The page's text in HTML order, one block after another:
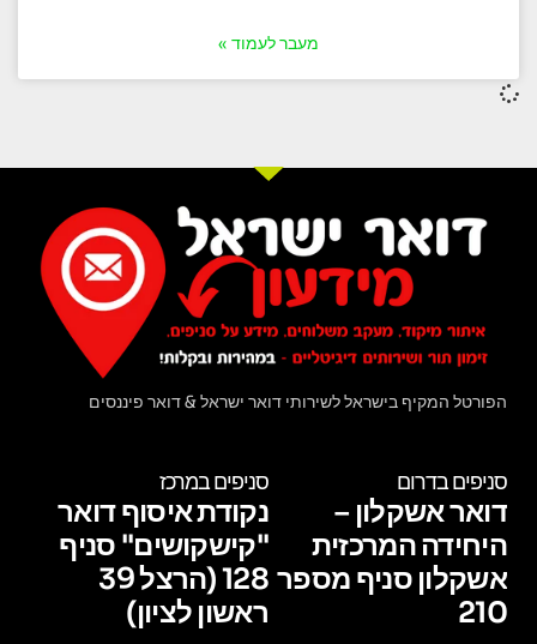
מעבר לעמוד »
הפורטל המקיף בישראל לשירותי דואר ישראל & דואר פיננסים
סניפים בדרום
דואר אשקלון –
היחידה המרכזית
אשקלון סניף מספר
210
סניפים במרכז
נקודת איסוף דואר
"קישקושים" סניף
128 (הרצל 39
ראשון לציון)